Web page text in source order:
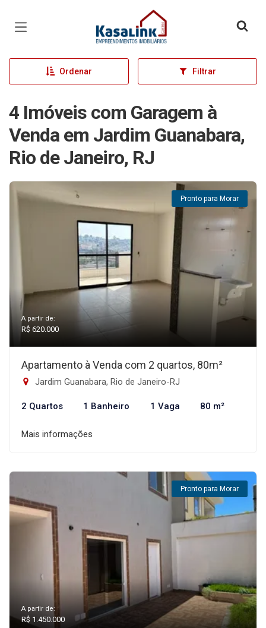
Página inicial
Ordenar Filtrar
4 Imóveis com Garagem à
Venda em Jardim Guanabara,
Rio de Janeiro, RJ
Pronto para Morar
A partir de:
R$ 620.000
Apartamento à Venda com 2 quartos, 80m²
Jardim Guanabara, Rio de Janeiro-RJ
2 Quartos 1 Banheiro 1 Vaga 80 m²
Mais informações
Pronto para Morar
A partir de:
R$ 1.450.000